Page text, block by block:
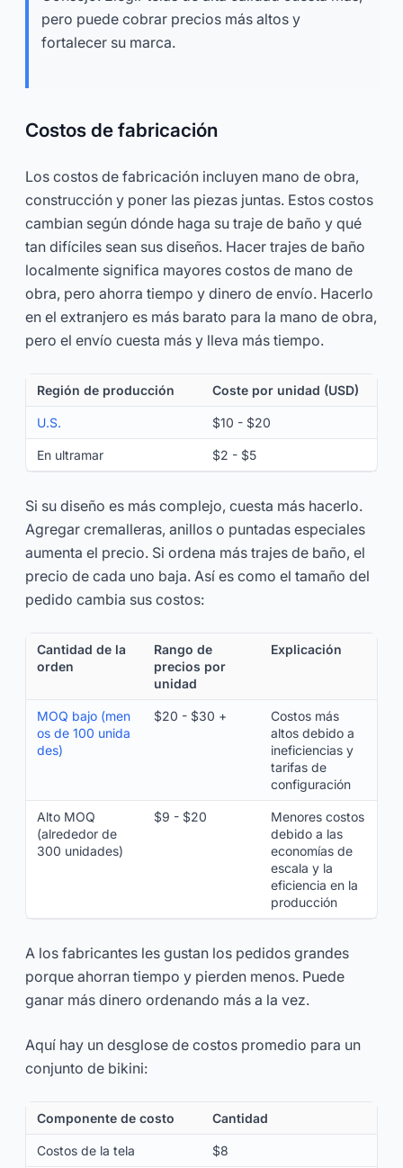
pero puede cobrar precios más altos y
fortalecer su marca.
Costos de fabricación
Los costos de fabricación incluyen mano de obra,
construcción y poner las piezas juntas. Estos costos
cambian según dónde haga su traje de baño y qué
tan difíciles sean sus diseños. Hacer trajes de baño
localmente significa mayores costos de mano de
obra, pero ahorra tiempo y dinero de envío. Hacerlo
en el extranjero es más barato para la mano de obra,
pero el envío cuesta más y lleva más tiempo.
Región de producción Coste por unidad (USD)
U.S. $10 - $20
En ultramar $2 - $5
Si su diseño es más complejo, cuesta más hacerlo.
Agregar cremalleras, anillos o puntadas especiales
aumenta el precio. Si ordena más trajes de baño, el
precio de cada uno baja. Así es como el tamaño del
pedido cambia sus costos:
Cantidad de la
orden
Rango de
precios por
unidad
Explicación
MOQ bajo (men
os de 100 unida
des)
$20 - $30 +
Costos más
altos debido a
ineficiencias y
tarifas de
configuración
Alto MOQ
(alrededor de
300 unidades)
$9 - $20
Menores costos
debido a las
economías de
escala y la
eficiencia en la
producción
A los fabricantes les gustan los pedidos grandes
porque ahorran tiempo y pierden menos. Puede
ganar más dinero ordenando más a la vez.
Aquí hay un desglose de costos promedio para un
conjunto de bikini:
Componente de costo Cantidad
Costos de la tela $8